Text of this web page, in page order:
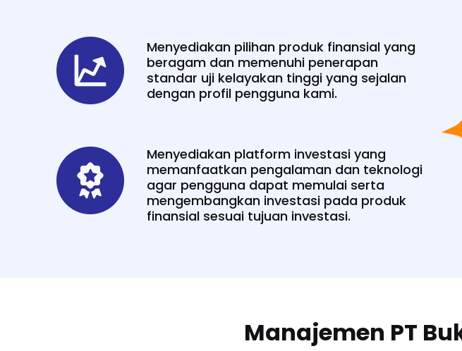
Menyediakan pilihan produk finansial yang
beragam dan memenuhi penerapan
standar uji kelayakan tinggi yang sejalan
dengan profil pengguna kami.
Menyediakan platform investasi yang
memanfaatkan pengalaman dan teknologi
agar pengguna dapat memulai serta
mengembangkan investasi pada produk
finansial sesuai tujuan investasi.
Manajemen PT